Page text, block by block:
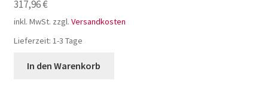
317,96€
inkl. MwSt. zzgl. Versandkosten
Lieferzeit: 1-3 Tage
In den Warenkorb